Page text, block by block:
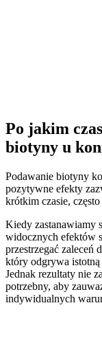
Po jakim
biotyny u
Podawanie biotyny
pozytywne efekty
krótkim czasie,
Kiedy zastanawiamy
widocznych efektów
przestrzegać zaleceń
który odgrywa
Jednak rezultaty nie
potrzebny, aby
indywidualnych